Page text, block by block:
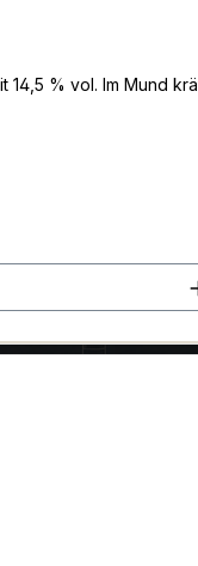
14,5 % vol. Im